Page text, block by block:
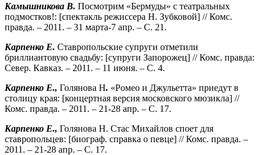
Камышникова В. Посмотрим «Бермуды» с театральных
подмостков!: [спектакль режиссера Н. Зубковой] // Комс.
правда. – 2011. – 31 марта-7 апр. – С. 21.
Карпенко Е. Ставропольские супруги отметили
бриллиантовую свадьбу: [супруги Запорожец] // Комс. правда:
Север. Кавказ. – 2011. – 11 июня. – С. 4.
Карпенко Е., Голянова Н. «Ромео и Джульетта» приедут в
столицу края: [концертная версия московского мюзикла] //
Комс. правда. – 2011. – 21-28 апр. – С. 17.
Карпенко Е., Голянова Н. Стас Михайлов споет для
ставропольцев: [биограф. справка о певце] // Комс. правда. –
2011. – 21-28 апр. – С. 17.